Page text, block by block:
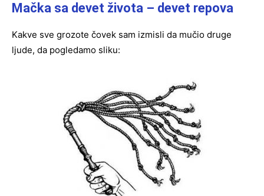
Mačka sa devet života – devet repova
Kakve sve grozote čovek sam izmisli da mučio druge
ljude, da pogledamo sliku: